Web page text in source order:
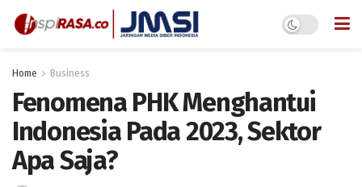
Home Business
Fenomena PHK Menghantui
Indonesia Pada 2023, Sektor
Apa Saja?